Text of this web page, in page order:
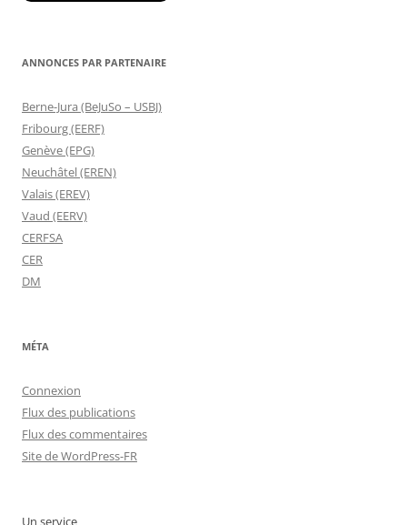
ANNONCES PAR PARTENAIRE
Berne-Jura (BeJuSo – USBJ)
Fribourg (EERF)
Genève (EPG)
Neuchâtel (EREN)
Valais (EREV)
Vaud (EERV)
CERFSA
CER
DM
MÉTA
Connexion
Flux des publications
Flux des commentaires
Site de WordPress-FR
Un service